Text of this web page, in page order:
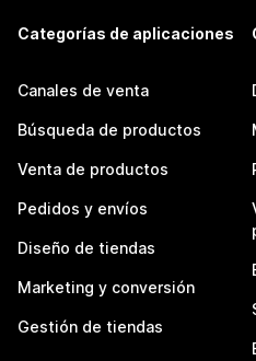
Categorías de aplicaciones
Canales de venta
Búsqueda de productos
Venta de productos
Pedidos y envíos
Diseño de tiendas
Marketing y conversión
Gestión de tiendas